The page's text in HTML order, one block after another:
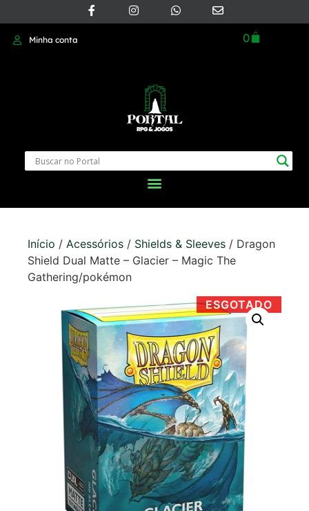
Minha conta 0
Início / Acessórios / Shields & Sleeves / Dragon
Shield Dual Matte – Glacier – Magic The
Gathering/pokémon
ESGOTADO